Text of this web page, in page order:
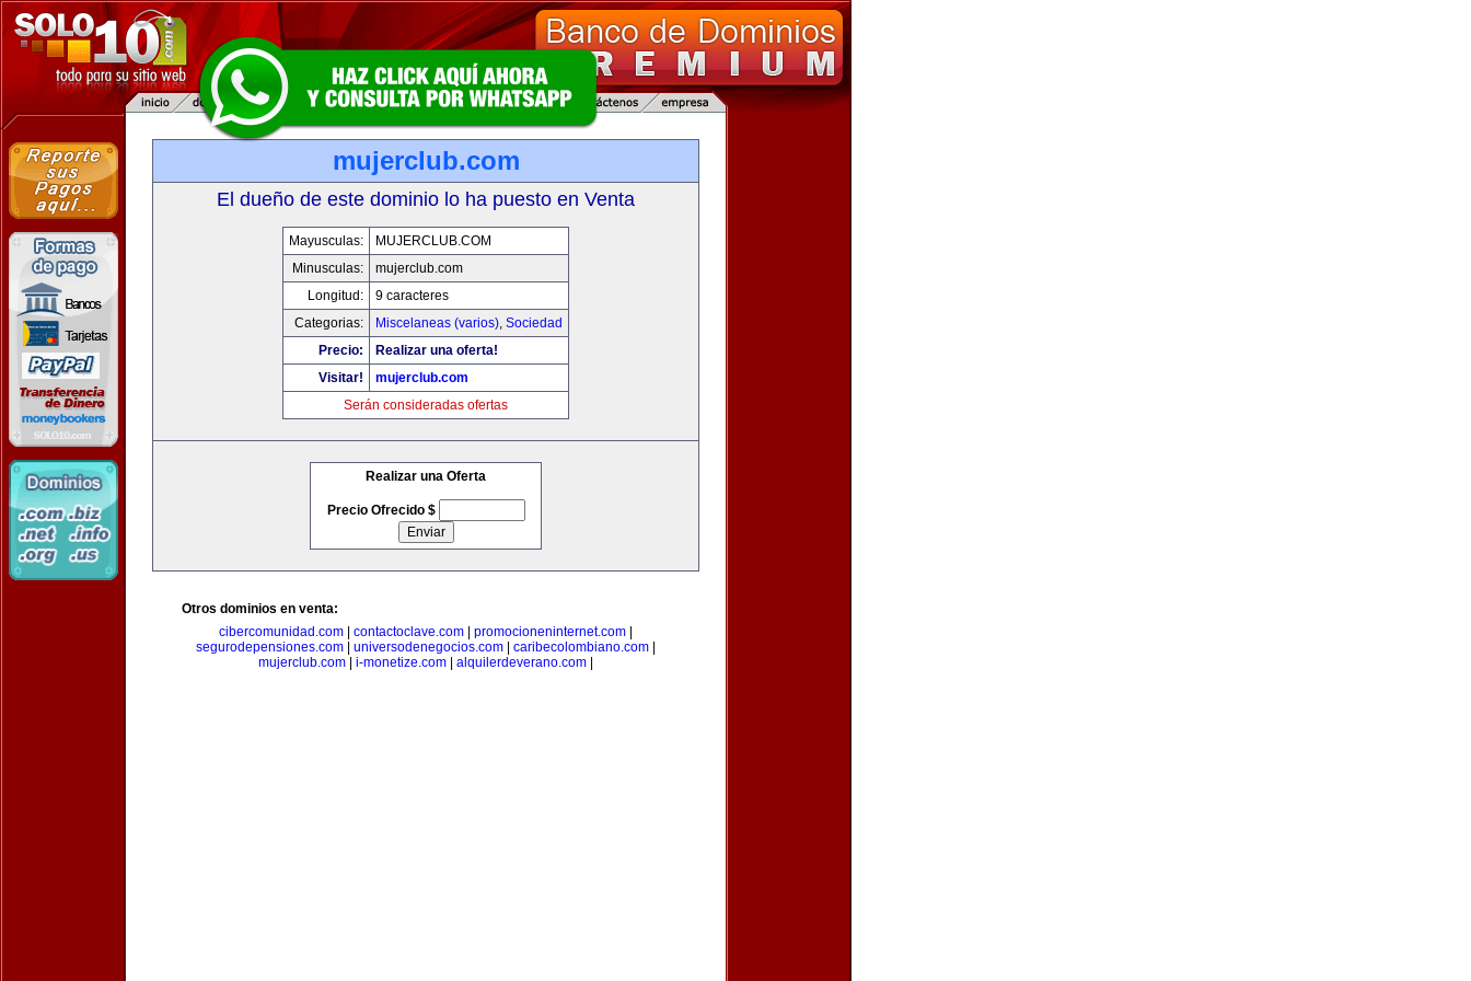
mujerclub.com
El dueño de este dominio lo ha puesto en Venta
Mayusculas:
MUJERCLUB.COM
Minusculas:
mujerclub.com
Longitud:
9 caracteres
Categorias:
Miscelaneas (varios), Sociedad
Precio:
Realizar una oferta!
Visitar!
mujerclub.com
Serán consideradas ofertas
Realizar una Oferta
Precio Ofrecido $
Otros dominios en venta:
cibercomunidad.com
contactoclave.com promocioneninternet.com
segurodepensiones.com
universodenegocios.com caribecolombiano.com
mujerclub.com
i-monetize.com alquilerdeverano.com